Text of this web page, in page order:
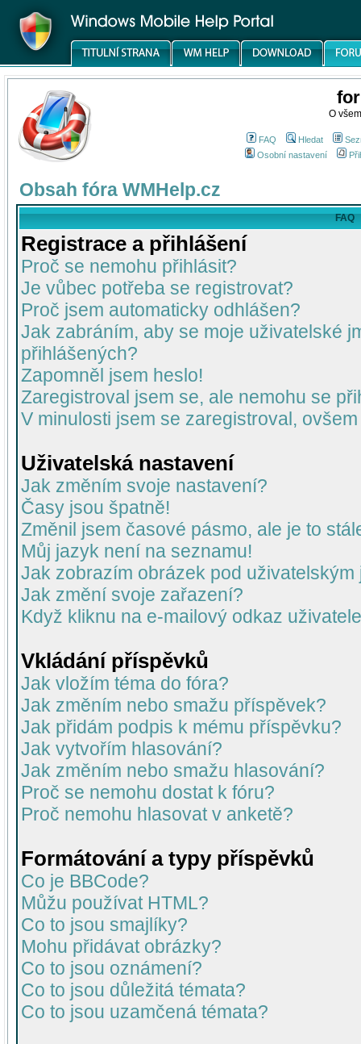
O
FAQ Hledat
Osobní nastavení
Obsah fóra WMHelp.cz
FAQ
Registrace a přihlášení
Proč se nemohu přihlásit?
Je vůbec potřeba se registrovat?
Proč jsem automaticky odhlášen?
Jak zabráním, aby se moje uživatelské
přihlášených?
Zapomněl jsem heslo!
Zaregistroval jsem se, ale nemohu se
V minulosti jsem se zaregistroval,
Uživatelská nastavení
Jak změním svoje nastavení?
Časy jsou špatně!
Změnil jsem časové pásmo, ale je to
Můj jazyk není na seznamu!
Jak zobrazím obrázek pod uživatelským
Jak změní svoje zařazení?
Když kliknu na e-mailový odkaz
Vkládání příspěvků
Jak vložím téma do fóra?
Jak změním nebo smažu příspěvek?
Jak přidám podpis k mému příspěvku?
Jak vytvořím hlasování?
Jak změním nebo smažu hlasování?
Proč se nemohu dostat k fóru?
Proč nemohu hlasovat v anketě?
Formátování a typy příspěvků
Co je BBCode?
Můžu používat HTML?
Co to jsou smajlíky?
Mohu přidávat obrázky?
Co to jsou oznámení?
Co to jsou důležitá témata?
Co to jsou uzamčená témata?